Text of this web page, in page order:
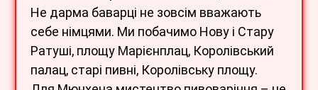
Не дарма баварці не зовсім вважають
себе німцями. Ми побачимо Нову і Стару
Ратуші, площу Марієнплац, Королівський
палац, старі пивні, Королівську площу.